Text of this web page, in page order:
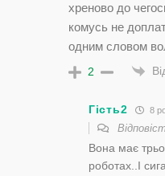
хреново до
комусь не
одним словом
2
Гість2 8
Вона має
роботах..І